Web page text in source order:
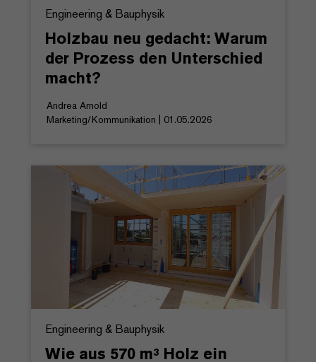
Engineering & Bauphysik
Holzbau neu gedacht: Warum
der Prozess den Unterschied
macht?
Andrea Arnold
Marketing/Kommunikation | 01.05.2026
Engineering & Bauphysik
Wie aus 570 m³ Holz ein